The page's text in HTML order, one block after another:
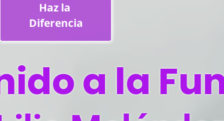
Haz la
Diferencia
a la
a la